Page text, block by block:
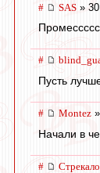
# SAS »
#
Пусть
# Montez
Начали в
#